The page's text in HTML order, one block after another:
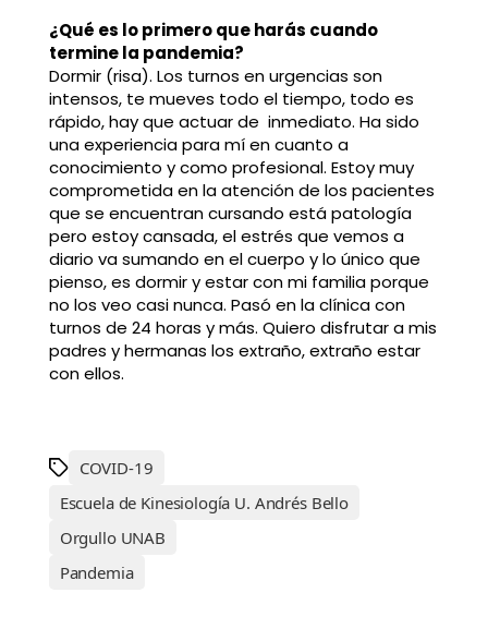
¿Qué es lo primero que harás cuando
termine la pandemia?
Dormir (risa). Los turnos en urgencias son
intensos, te mueves todo el tiempo, todo es
rápido, hay que actuar de inmediato. Ha sido
una experiencia para mí en cuanto a
conocimiento y como profesional. Estoy muy
comprometida en la atención de los pacientes
que se encuentran cursando está patología
pero estoy cansada, el estrés que vemos a
diario va sumando en el cuerpo y lo único que
pienso, es dormir y estar con mi familia porque
no los veo casi nunca. Pasó en la clínica con
turnos de 24 horas y más. Quiero disfrutar a mis
padres y hermanas los extraño, extraño estar
con ellos.
COVID-19
Escuela de Kinesiología U. Andrés Bello
Orgullo UNAB
Pandemia